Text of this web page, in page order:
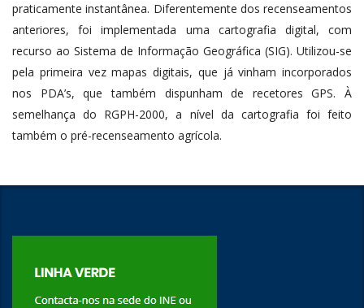
praticamente instantânea. Diferentemente dos recenseamentos
anteriores, foi implementada uma cartografia digital, com
recurso ao Sistema de Informação Geográfica (SIG). Utilizou-se
pela primeira vez mapas digitais, que já vinham incorporados
nos PDA’s, que também dispunham de recetores GPS. À
semelhança do RGPH-2000, a nível da cartografia foi feito
também o pré-recenseamento agrícola.